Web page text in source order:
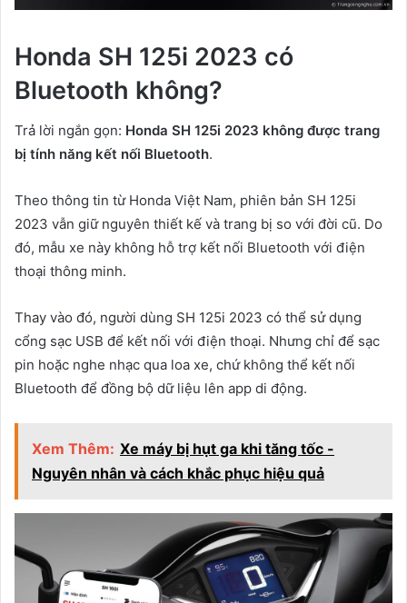
Honda SH 125i 2023 có
Bluetooth không?
Trả lời ngắn gọn: Honda SH 125i 2023 không được trang
bị tính năng kết nối Bluetooth.
Theo thông tin từ Honda Việt Nam, phiên bản SH 125i
2023 vẫn giữ nguyên thiết kế và trang bị so với đời cũ. Do
đó, mẫu xe này không hỗ trợ kết nối Bluetooth với điện
thoại thông minh.
Thay vào đó, người dùng SH 125i 2023 có thể sử dụng
cổng sạc USB để kết nối với điện thoại. Nhưng chỉ để sạc
pin hoặc nghe nhạc qua loa xe, chứ không thể kết nối
Bluetooth để đồng bộ dữ liệu lên app di động.
Xem Thêm: Xe máy bị hụt ga khi tăng tốc -
Nguyên nhân và cách khắc phục hiệu quả